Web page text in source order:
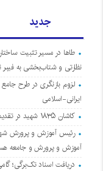
جدید
طاها در مسیر تثبیت
نظارتی و شتاب‌بخشی به فیبر
ایرانی-اسلامی
کاشان ۱۸۳۵ شهید در تقدیم انقلاب کرده است
رئیس آموزش و پرورش
آموزش و پرورش و جامعه
دریافت اسناد تک‌برگی؛